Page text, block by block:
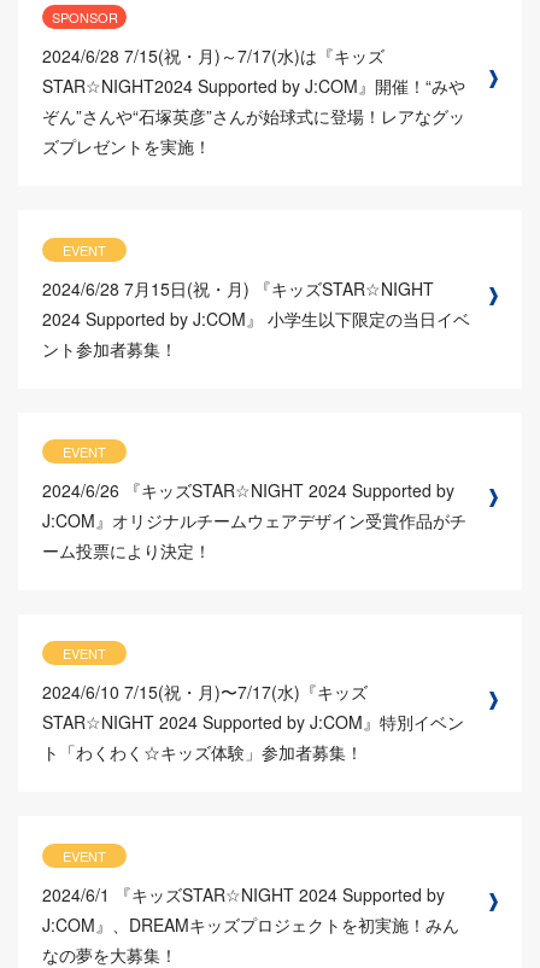
SPONSOR
2024/6/28 7/15(祝・月)～7/17(水)は『キッズ
STAR☆NIGHT2024 Supported by J:COM』開催！“みや
ぞん”さんや“石塚英彦”さんが始球式に登場！レアなグッ
ズプレゼントを実施！
EVENT
2024/6/28 7月15日(祝・月) 『キッズSTAR☆NIGHT
2024 Supported by J:COM』 小学生以下限定の当日イベ
ント参加者募集！
EVENT
2024/6/26
『キッズSTAR☆NIGHT 2024 Supported by
J:COM』オリジナルチームウェアデザイン受賞作品がチ
ーム投票により決定！
EVENT
2024/6/10 7/15(祝・月)〜7/17(水)『キッズ
STAR☆NIGHT 2024 Supported by J:COM』特別イベン
ト「わくわく☆キッズ体験」参加者募集！
EVENT
2024/6/1
『キッズSTAR☆NIGHT 2024 Supported by
J:COM』、DREAMキッズプロジェクトを初実施！みん
なの夢を大募集！